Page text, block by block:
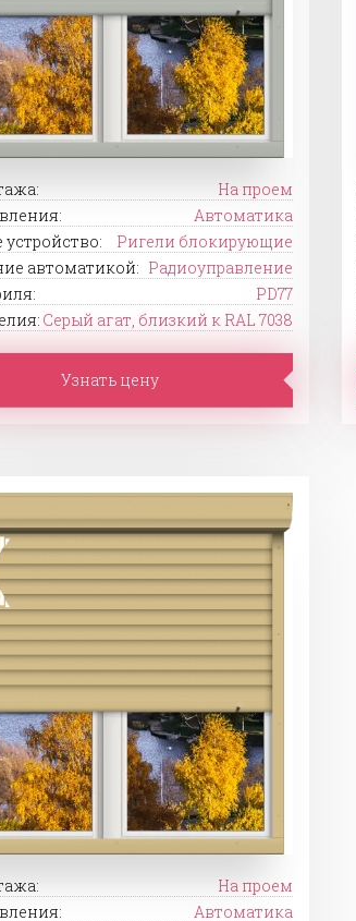
На проем
Автоматика
Ригели блокирующие
автоматикой: Радиоуправление
PD77
Серый агат, близкий к RAL 7038
Узнать цену
На проем
Автоматика